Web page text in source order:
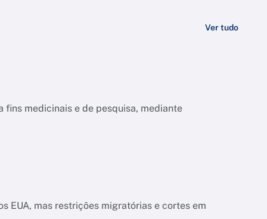
Ver tudo
fins medicinais e de pesquisa, mediante
EUA, mas restrições migratórias e cortes em